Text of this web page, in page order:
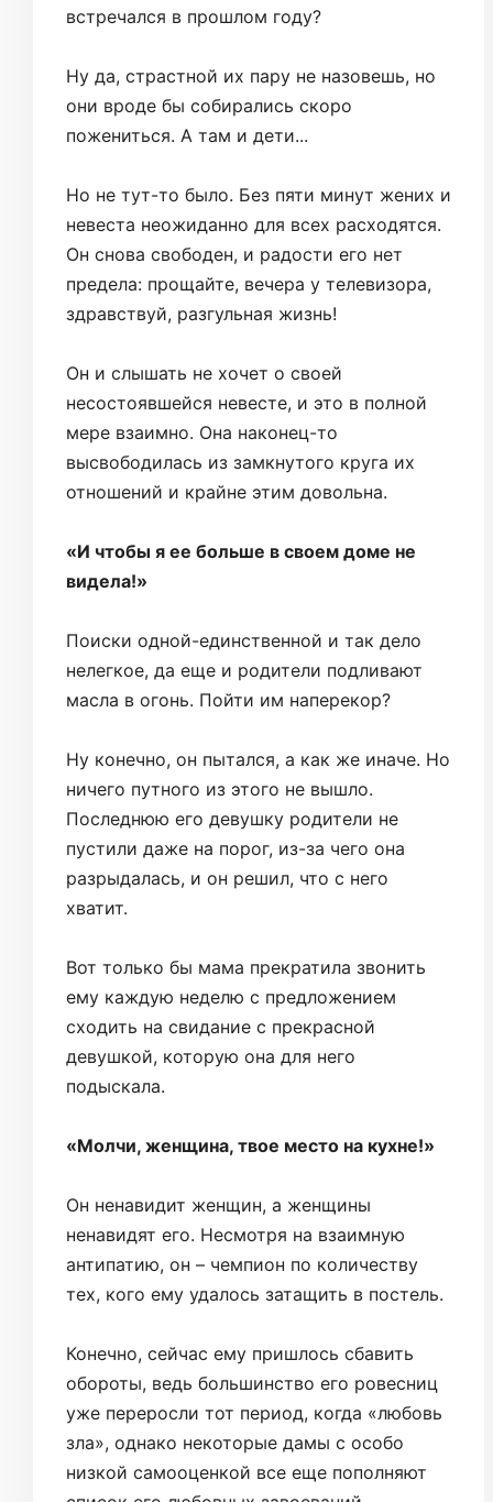
встречался в прошлом году?
Ну да, страстной их пару не назовешь, но
они вроде бы собирались скоро
пожениться. А там и дети...
Но не тут-то было. Без пяти минут жених и
невеста неожиданно для всех расходятся.
Он снова свободен, и радости его нет
предела: прощайте, вечера у телевизора,
здравствуй, разгульная жизнь!
Он и слышать не хочет о своей
несостоявшейся невесте, и это в полной
мере взаимно. Она наконец-то
высвободилась из замкнутого круга их
отношений и крайне этим довольна.
«И чтобы я ее больше в своем доме не
видела!»
Поиски одной-единственной и так дело
нелегкое, да еще и родители подливают
масла в огонь. Пойти им наперекор?
Ну конечно, он пытался, а как же иначе. Но
ничего путного из этого не вышло.
Последнюю его девушку родители не
пустили даже на порог, из-за чего она
разрыдалась, и он решил, что с него
хватит.
Вот только бы мама прекратила звонить
ему каждую неделю с предложением
сходить на свидание с прекрасной
девушкой, которую она для него
подыскала.
«Молчи, женщина, твое место на кухне!»
Он ненавидит женщин, а женщины
ненавидят его. Несмотря на взаимную
антипатию, он – чемпион по количеству
тех, кого ему удалось затащить в постель.
Конечно, сейчас ему пришлось сбавить
обороты, ведь большинство его ровесниц
уже переросли тот период, когда «любовь
зла», однако некоторые дамы с особо
низкой самооценкой все еще пополняют